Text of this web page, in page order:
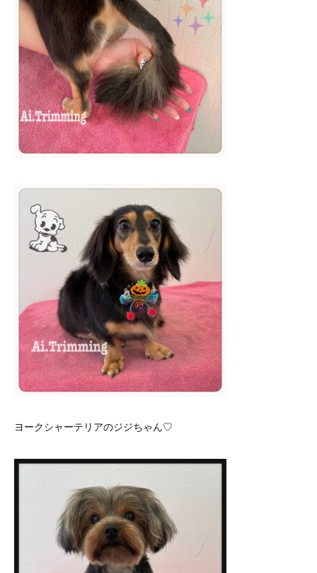
ヨークシャーテリアのジジちゃん♡